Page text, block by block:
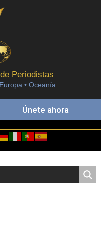
Periodistas
• Oceanía
Únete ahora